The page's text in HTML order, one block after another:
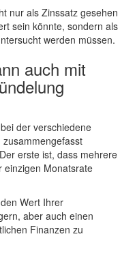
nur als Zinssatz gesehen
sein könnte, sondern als
werden müssen.
auch mit
der verschiedene
erste ist, dass mehrere
einzigen Monatsrate
Wert Ihrer
aber auch einen
Finanzen zu